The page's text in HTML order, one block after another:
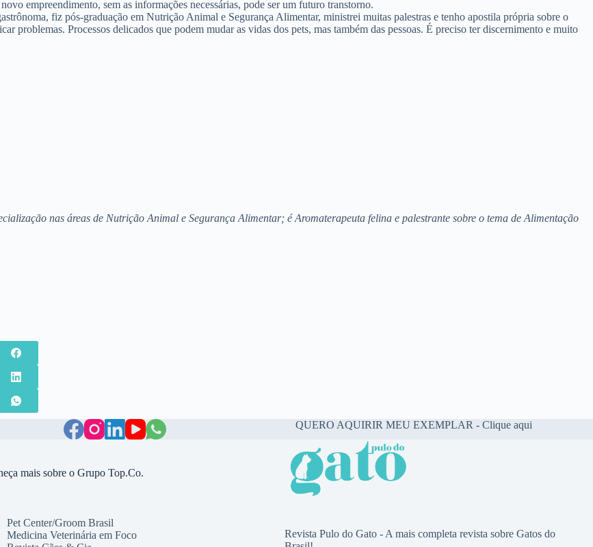
empreendimento, sem as informações necessárias, pode ser um futuro transtorno.
fiz pós-graduação em Nutrição Animal e Segurança Alimentar, ministrei muitas palestras e tenho apostila própria sobre o
problemas. Processos delicados que podem mudar as vidas dos pets, mas também das pessoas. É preciso ter discernimento e muito
nas áreas de Nutrição Animal e Segurança Alimentar; é Aromaterapeuta felina e palestrante sobre o tema de Alimentação
QUERO AQUIRIR MEU EXEMPLAR - Clique aqui
mais sobre o Grupo Top.Co.
Pet Center/Groom Brasil
Medicina Veterinária em Foco
Revista Pulo do Gato - A mais completa revista sobre Gatos do